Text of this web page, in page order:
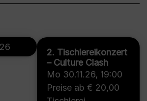
2. Tischlereikonzert
– Culture Clash
Mo 30.11.26, 19:00
Preise ab € 20,00